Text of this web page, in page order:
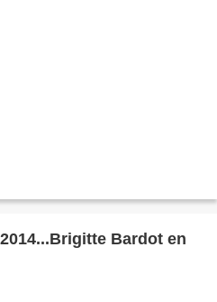
Bardot en